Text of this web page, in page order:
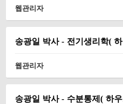
웹관리자
송광일 박사 - 전기생리학(
웹관리자
송광일 박사 - 수분통제( 하